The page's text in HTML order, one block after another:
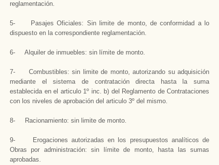
reglamentación.
5- Pasajes Oficiales: Sin limite de monto, de conformidad a lo
dispuesto en la correspondiente reglamentación.
6- Alquiler de inmuebles: sin límite de monto.
7- Combustibles: sin limite de monto, autorizando su adquisición
mediante el sistema de contratación directa hasta la suma
establecida en el articulo 1º inc. b) del Reglamento de Contrataciones
con los niveles de aprobación del articulo 3º del mismo.
8- Racionamiento: sin limite de monto.
9- Erogaciones autorizadas en los presupuestos analíticos de
Obras por administración: sin límite de monto, hasta las sumas
aprobadas.